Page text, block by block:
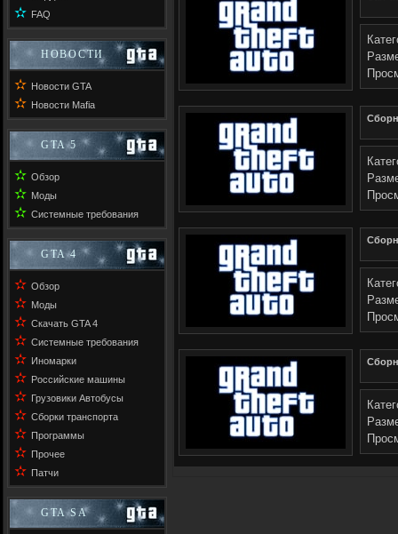
✫ FAQ
НОВОСТИ
✫ Новости GTA
✫ Новости Mafia
GTA 5
✫ Обзор
✫ Моды
✫ Системные требования
GTA 4
✫ Обзор
✫ Моды
✫ Скачать GTA 4
✫ Системные требования
✫ Иномарки
✫ Российские машины
✫ Грузовики Автобусы
✫ Сборки транспорта
✫ Программы
✫ Прочее
✫ Патчи
GTA SA